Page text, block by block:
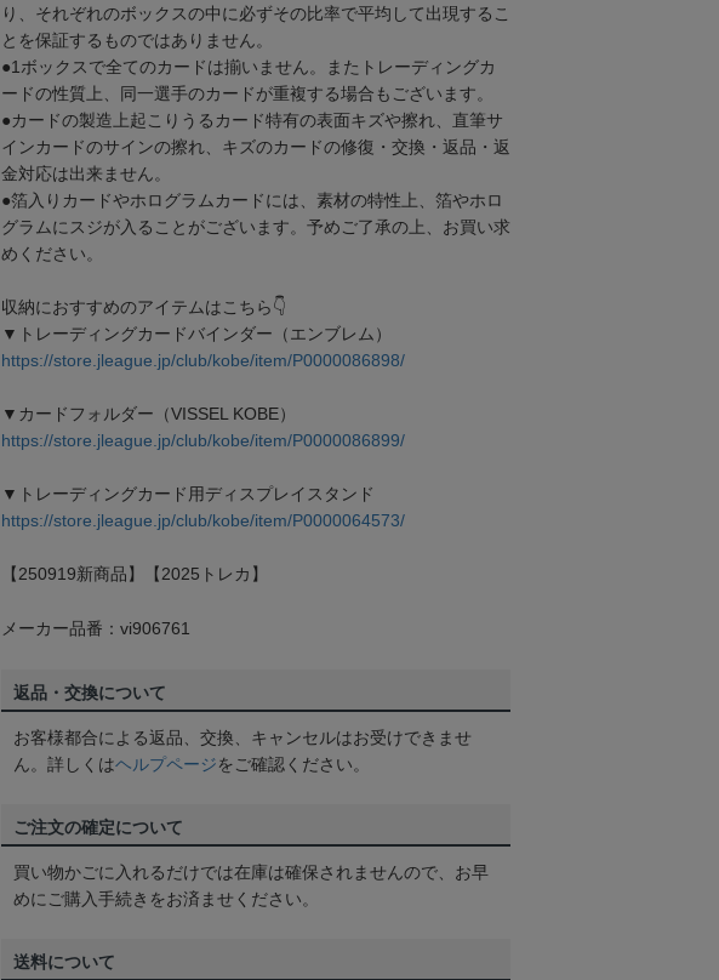
り、それぞれのボックスの中に必ずその比率で平均して出現するこ
とを保証するものではありません。
●1ボックスで全てのカードは揃いません。またトレーディングカ
ードの性質上、同一選手のカードが重複する場合もございます。
●カードの製造上起こりうるカード特有の表面キズや擦れ、直筆サ
インカードのサインの擦れ、キズのカードの修復・交換・返品・返
金対応は出来ません。
●箔入りカードやホログラムカードには、素材の特性上、箔やホロ
グラムにスジが入ることがございます。予めご了承の上、お買い求
めください。
収納におすすめのアイテムはこちら👇
▼トレーディングカードバインダー（エンブレム）
https://store.jleague.jp/club/kobe/item/P0000086898/
▼カードフォルダー（VISSEL KOBE）
https://store.jleague.jp/club/kobe/item/P0000086899/
▼トレーディングカード用ディスプレイスタンド
https://store.jleague.jp/club/kobe/item/P0000064573/
【250919新商品】【2025トレカ】
メーカー品番：vi906761
返品・交換について
お客様都合による返品、交換、キャンセルはお受けできませ
ん。詳しくはヘルプページをご確認ください。
ご注文の確定について
買い物かごに入れるだけでは在庫は確保されませんので、お早
めにご購入手続きをお済ませください。
送料について